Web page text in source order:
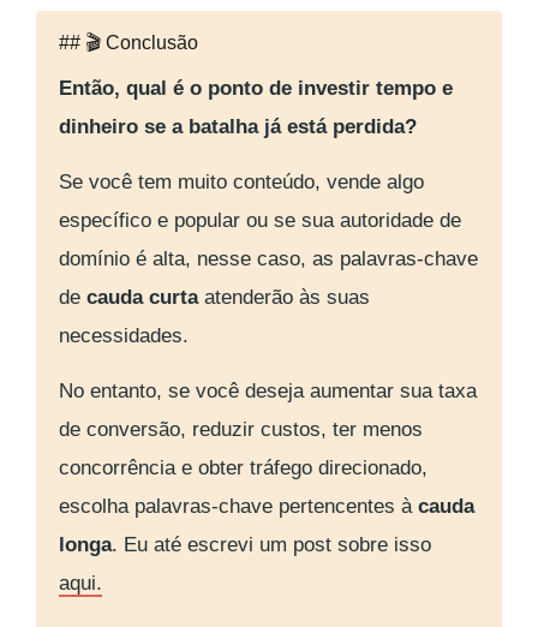
## 🎬 Conclusão
Então, qual é o ponto de investir tempo e
dinheiro se a batalha já está perdida?
Se você tem muito conteúdo, vende algo
específico e popular ou se sua autoridade de
domínio é alta, nesse caso, as palavras-chave
de cauda curtaatenderão às suas
necessidades.
No entanto, se você deseja aumentar sua taxa
de conversão, reduzir custos, ter menos
concorrência e obter tráfego direcionado,
escolha palavras-chave pertencentes à cauda
longa. Eu até escrevi um post sobre isso
aqui.